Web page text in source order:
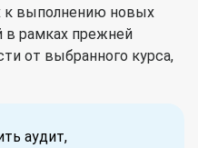
к выполнению новых
в рамках прежней
от выбранного курса,
аудит,